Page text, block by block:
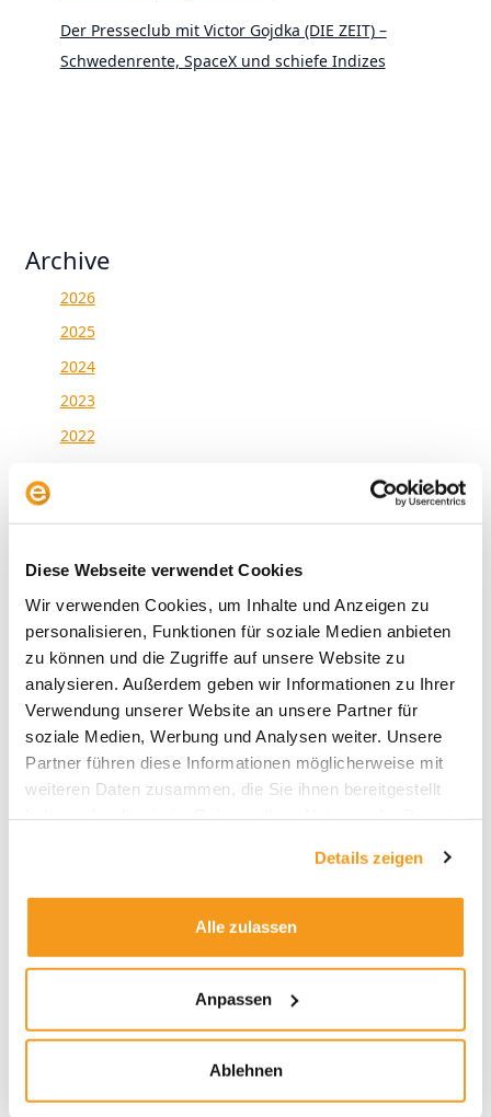
Diese Webseite verwendet Cookies
Wir verwenden Cookies, um Inhalte und Anzeigen zu
personalisieren, Funktionen für soziale Medien anbieten
zu können und die Zugriffe auf unsere Website zu
analysieren. Außerdem geben wir Informationen zu Ihrer
Verwendung unserer Website an unsere Partner für
soziale Medien, Werbung und Analysen weiter. Unsere
Partner führen diese Informationen möglicherweise mit
weiteren Daten zusammen, die Sie ihnen bereitgestellt
Details zeigen
Alle zulassen
Anpassen
Ablehnen
Der Presseclub mit Victor Gojdka (DIE ZEIT) –
Schwedenrente, SpaceX und schiefe Indizes
Archive
2026
2025
2024
2023
2022
2018
1970
Kategorien
Allgemein
Envestor Academy
Envestor Know-how
Envestor Research
Fonds & Altersvorsorge
Fonds & Community